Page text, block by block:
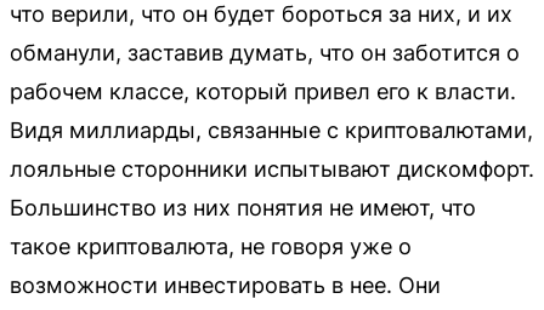
что верили, что он будет бороться за них, и их
обманули, заставив думать, что он заботится о
рабочем классе, который привел его к власти.
Видя миллиарды, связанные с криптовалютами,
лояльные сторонники испытывают дискомфорт.
Большинство из них понятия не имеют, что
такое криптовалюта, не говоря уже о
возможности инвестировать в нее. Они